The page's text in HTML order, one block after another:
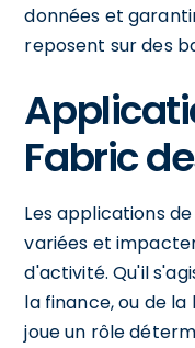
données et
reposent sur des
Fabric
Les applications
variées et
d'activité. Qu'il
la finance, ou de
joue un rôle